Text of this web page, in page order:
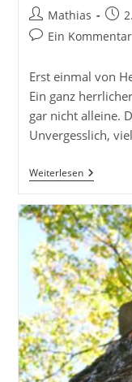
Beitrags-
Autor:
Mathias
Beitrags-
Ein Kommentar
Erst einmal von
Ein ganz
gar nicht alleine.
Unvergesslich,
WeiterlesenEin
Guter
Für
UBu
(Bossa
Nova)